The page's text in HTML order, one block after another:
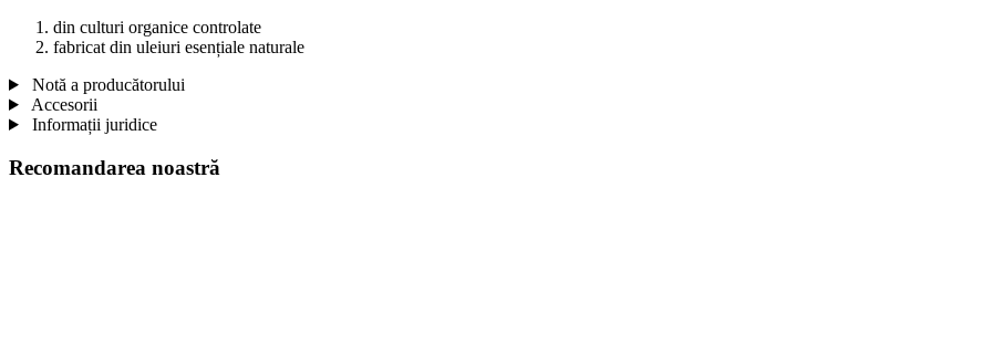
din culturi organice controlate
fabricat din uleiuri esențiale naturale
Notă a producătorului
Accesorii
Informații juridice
Recomandarea noastră